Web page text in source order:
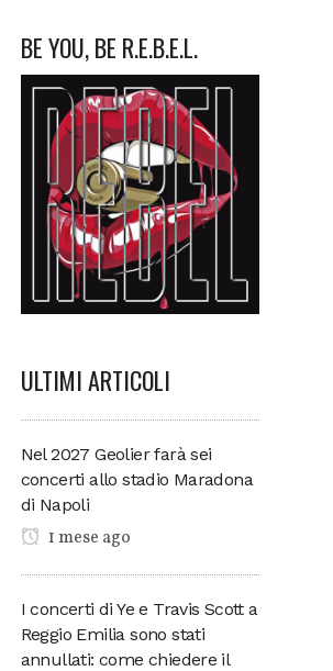
BE YOU, BE R.E.B.E.L.
ULTIMI ARTICOLI
Nel 2027 Geolier farà sei
concerti allo stadio Maradona
di Napoli
1 mese ago
I concerti di Ye e Travis Scott a
Reggio Emilia sono stati
annullati: come chiedere il